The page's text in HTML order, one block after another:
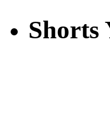
Shorts